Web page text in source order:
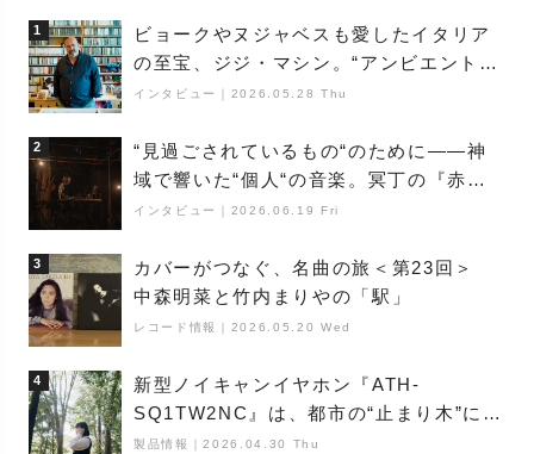
1
ビョークやヌジャベスも愛したイタリア
の至宝、ジジ・マシン。“アンビエントの
巨匠”が明かす創作の原点と、「動き」に
インタビュー 2026.05.28 Thu
2
“見過ごされているもの“のために――神
域で響いた“個人“の音楽。冥丁の『赤城
夜神楽』をレポート
インタビュー 2026.06.19 Fri
3
カバーがつなぐ、名曲の旅＜第23回＞
中森明菜と竹内まりやの「駅」
レコード情報 2026.05.20 Wed
4
新型ノイキャンイヤホン『ATH-
SQ1TW2NC』は、都市の“止まり木”にな
り得るーシンガーソングライター浮
製品情報 ｜2026.04.30 Thu